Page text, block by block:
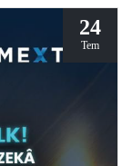
24
Tem